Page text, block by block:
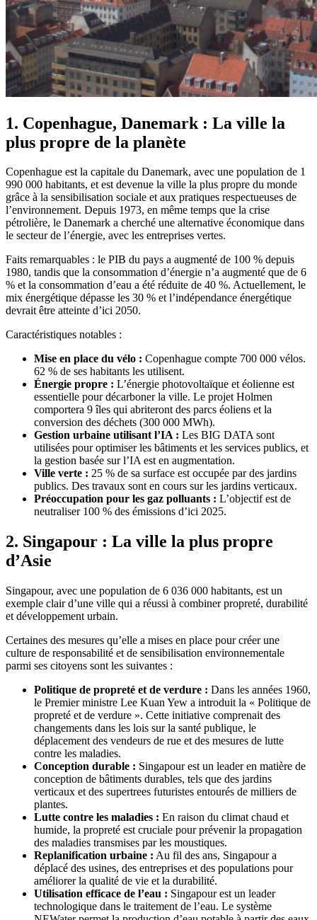
1. Copenhague, Danemark : La ville la
plus propre de la planète
Copenhague est la capitale du Danemark, avec une population de 1
990 000 habitants, et est devenue la ville la plus propre du monde
grâce à la sensibilisation sociale et aux pratiques respectueuses de
l’environnement. Depuis 1973, en même temps que la crise
pétrolière, le Danemark a cherché une alternative économique dans
le secteur de l’énergie, avec les entreprises vertes.
Faits remarquables : le PIB du pays a augmenté de 100 % depuis
1980, tandis que la consommation d’énergie n’a augmenté que de 6
% et la consommation d’eau a été réduite de 40 %. Actuellement, le
mix énergétique dépasse les 30 % et l’indépendance énergétique
devrait être atteinte d’ici 2050.
Caractéristiques notables :
Mise en place du vélo : Copenhague compte 700 000 vélos.
62 % de ses habitants les utilisent.
Énergie propre : L’énergie photovoltaïque et éolienne est
essentielle pour décarboner la ville. Le projet Holmen
comportera 9 îles qui abriteront des parcs éoliens et la
conversion des déchets (300 000 MWh).
Gestion urbaine utilisant l’IA : Les BIG DATA sont
utilisées pour optimiser les bâtiments et les services publics, et
la gestion basée sur l’IA est en augmentation.
Ville verte : 25 % de sa surface est occupée par des jardins
publics. Des travaux sont en cours sur les jardins verticaux.
Préoccupation pour les gaz polluants : L’objectif est de
neutraliser 100 % des émissions d’ici 2025.
2. Singapour : La ville la plus propre
d’Asie
Singapour, avec une population de 6 036 000 habitants, est un
exemple clair d’une ville qui a réussi à combiner propreté, durabilité
et développement urbain.
Certaines des mesures qu’elle a mises en place pour créer une
culture de responsabilité et de sensibilisation environnementale
parmi ses citoyens sont les suivantes :
Politique de propreté et de verdure : Dans les années 1960,
le Premier ministre Lee Kuan Yew a introduit la « Politique de
propreté et de verdure ». Cette initiative comprenait des
changements dans les lois sur la santé publique, le
déplacement des vendeurs de rue et des mesures de lutte
contre les maladies.
Conception durable : Singapour est un leader en matière de
conception de bâtiments durables, tels que des jardins
verticaux et des supertrees futuristes entourés de milliers de
plantes.
Lutte contre les maladies : En raison du climat chaud et
humide, la propreté est cruciale pour prévenir la propagation
des maladies transmises par les moustiques.
Replanification urbaine : Au fil des ans, Singapour a
déplacé des usines, des entreprises et des populations pour
améliorer la qualité de vie et la durabilité.
Utilisation efficace de l’eau : Singapour est un leader
technologique dans le traitement de l’eau. Le système